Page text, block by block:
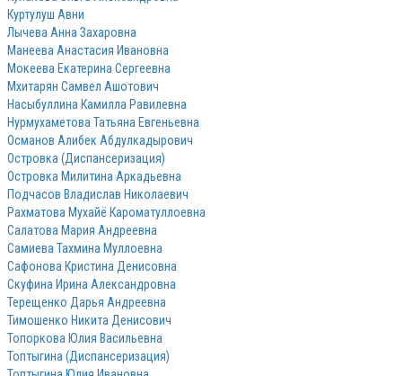
Куртулуш Авни
Лычева Анна Захаровна
Манеева Анастасия Ивановна
Мокеева Екатерина Сергеевна
Мхитарян Самвел Ашотович
Насыбуллина Камилла Равилевна
Нурмухаметова Татьяна Евгеньевна
Османов Алибек Абдулкадырович
Островка (Диспансеризация)
Островка Милитина Аркадьевна
Подчасов Владислав Николаевич
Рахматова Мухайё Кароматуллоевна
Салатова Мария Андреевна
Самиева Тахмина Муллоевна
Сафонова Кристина Денисовна
Скуфина Ирина Александровна
Терещенко Дарья Андреевна
Тимошенко Никита Денисович
Топоркова Юлия Васильевна
Топтыгина (Диспансеризация)